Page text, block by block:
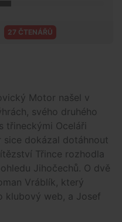
27 ČTENÁŘŮ
Motor našel v
svého druhého
třineckými Oceláři
dokázal dotáhnout
Třince rozhodla
Jihočechů. O dvě
Vráblík, který
klubový web, a Josef